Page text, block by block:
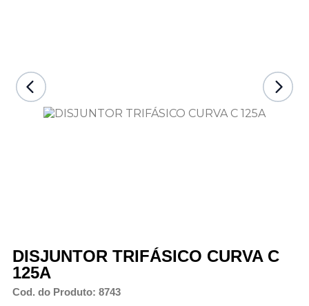
DISJUNTOR TRIFÁSICO CURVA C
125A
Cod. do Produto: 8743